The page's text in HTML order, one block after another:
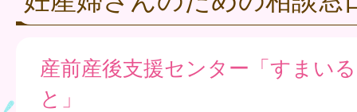
産前産後支援センター「すまい
と」